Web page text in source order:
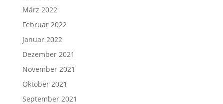
März 2022
Februar 2022
Januar 2022
Dezember 2021
November 2021
Oktober 2021
September 2021